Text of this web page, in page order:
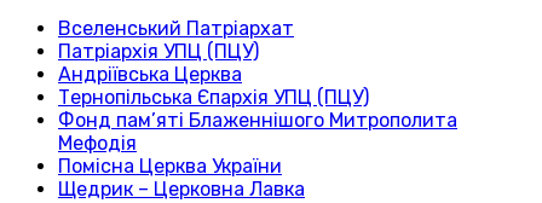
Вселенський Патріархат
Патріархія УПЦ (ПЦУ)
Андріївська Церква
Тернопільська Єпархія УПЦ (ПЦУ)
Фонд пам’яті Блаженнішого Митрополита
Мефодія
Помісна Церква України
Щедрик – Церковна Лавка